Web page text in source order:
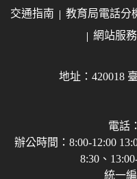
交通指南 教育局電話分
網站服
地址：420018
電話
辦公時間：8:00-12:00
8:30、
統一